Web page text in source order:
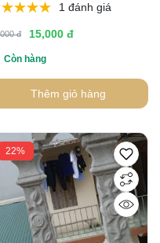
1 đánh giá
đ 15,000 đ
Còn hàng
Thêm giỏ hàng
22%